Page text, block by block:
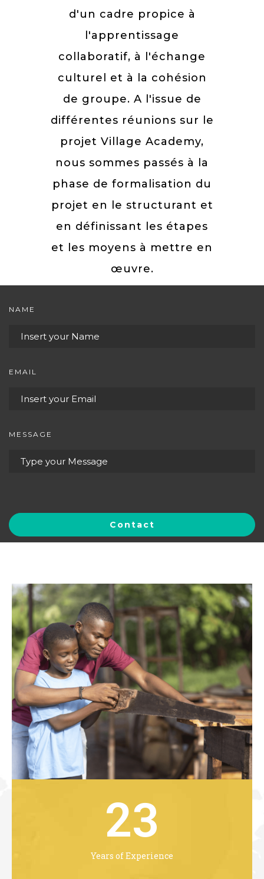
d'un cadre propice à
l'apprentissage
collaboratif, à l'échange
culturel et à la cohésion
de groupe. A l'issue de
différentes réunions sur le
projet Village Academy,
nous sommes passés à la
phase de formalisation du
projet en le structurant et
en définissant les étapes
et les moyens à mettre en
œuvre.
NAME
EMAIL
MESSAGE
Years of Experience
24